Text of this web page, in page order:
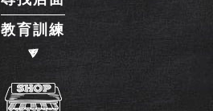
教育訓練